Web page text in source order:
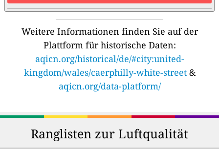
Weitere Informationen finden Sie auf der
Plattform für historische Daten:
aqicn.org/historical/de/#city:united-
kingdom/wales/caerphilly-white-street&
aqicn.org/data-platform/
Ranglisten zur Luftqualität